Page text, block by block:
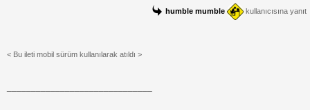
humble mumble kullanıcısına yanıt
< Bu ileti mobil sürüm kullanılarak atıldı >